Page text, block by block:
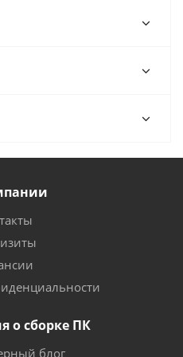
о сборке ПК
блог